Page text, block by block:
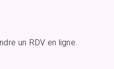
un RDV en ligne.